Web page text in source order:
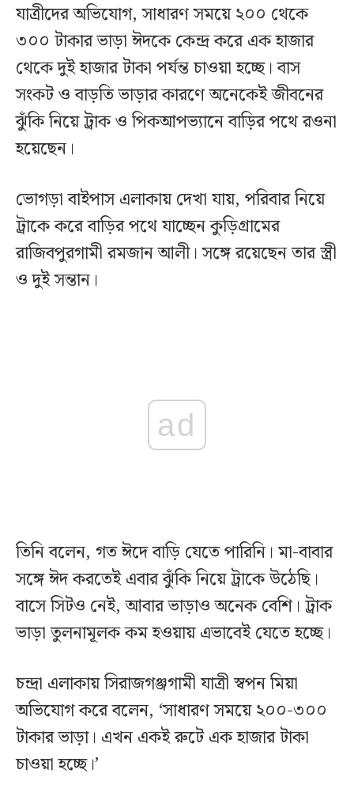
যাত্রীদের অভিযোগ, সাধারণ সময়ে ২০০ থেকে
৩০০ টাকার ভাড়া ঈদকে কেন্দ্র করে এক হাজার
থেকে দুই হাজার টাকা পর্যন্ত চাওয়া হচ্ছে। বাস
সংকট ও বাড়তি ভাড়ার কারণে অনেকেই জীবনের
ঝুঁকি নিয়ে ট্রাক ও পিকআপভ্যানে বাড়ির পথে রওনা
হয়েছেন।
ভোগড়া বাইপাস এলাকায় দেখা যায়, পরিবার নিয়ে
ট্রাকে করে বাড়ির পথে যাচ্ছেন কুড়িগ্রামের
রাজিবপুরগামী রমজান আলী। সঙ্গে রয়েছেন তার স্ত্রী
ও দুই সন্তান।
ad
তিনি বলেন, গত ঈদে বাড়ি যেতে পারিনি। মা-বাবার
সঙ্গে ঈদ করতেই এবার ঝুঁকি নিয়ে ট্রাকে উঠেছি।
বাসে সিটও নেই, আবার ভাড়াও অনেক বেশি। ট্রাক
ভাড়া তুলনামূলক কম হওয়ায় এভাবেই যেতে হচ্ছে।
চন্দ্রা এলাকায় সিরাজগঞ্জগামী যাত্রী স্বপন মিয়া
অভিযোগ করে বলেন, ‘সাধারণ সময়ে ২০০-৩০০
টাকার ভাড়া। এখন একই রুটে এক হাজার টাকা
চাওয়া হচ্ছে।’